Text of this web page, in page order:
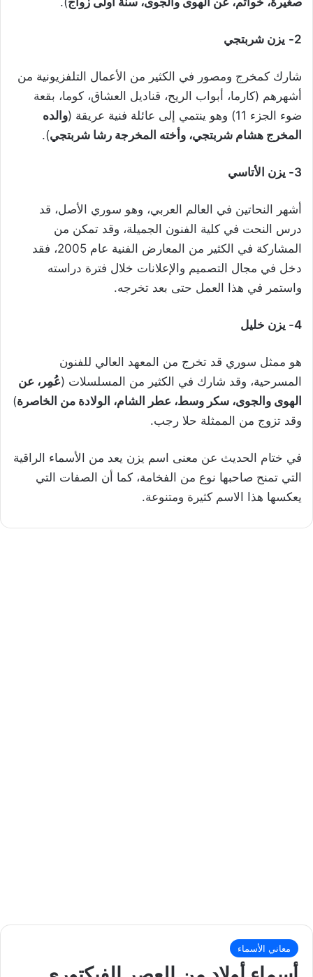
2- يزن شربتجي
شارك كمخرج ومصور في الكثير من الأعمال التلفزيونية من
أشهرهم (كارما، أبواب الريح، قناديل العشاق، كوما، بقعة
ضوء الجزء 11) وهو ينتمي إلى عائلة فنية عريقة (
والده
المخرج هشام شربتجي، وأخته المخرجة رشا شربتجي).
3- يزن الأتاسي
أشهر النحاتين في العالم العربي، وهو سوري الأصل، قد
درس النحت في كلية الفنون الجميلة، وقد تمكن من
المشاركة في الكثير من المعارض الفنية عام 2005، فقد
دخل في مجال التصميم والإعلانات خلال فترة دراسته
واستمر في هذا العمل حتى بعد تخرجه.
4- يزن خليل
هو ممثل سوري قد تخرج من المعهد العالي للفنون
المسرحية، وقد شارك في الكثير من المسلسلات (عُمِر، عن
الهوى والجوى، سكر وسط، عطر الشام، الولادة من الخاصرة)
وقد تزوج من الممثلة حلا رجب.
في ختام الحديث عن معنى اسم يزن يعد من الأسماء الراقية
التي تمنح صاحبها نوع من الفخامة، كما أن الصفات التي
يعكسها هذا الاسم كثيرة ومتنوعة.